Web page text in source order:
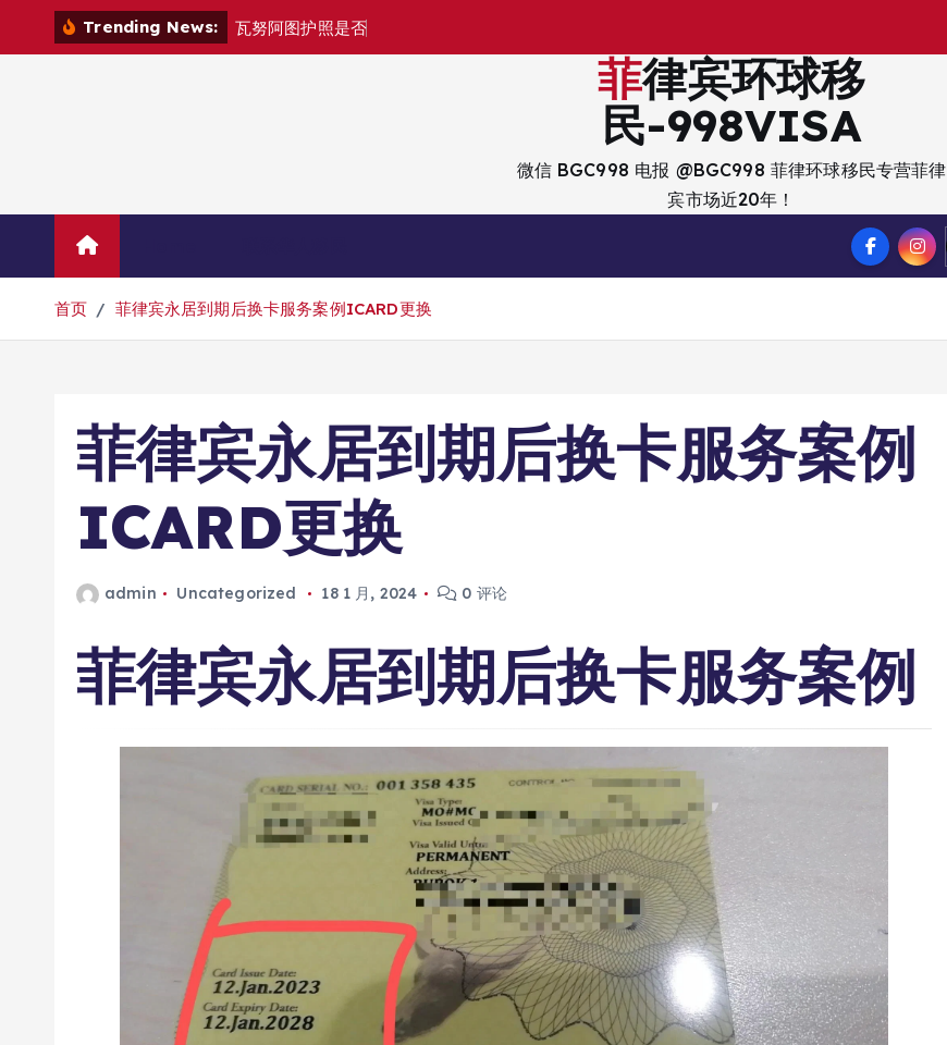
Trending News: 瓦努阿图护照是否
菲律宾环球移
民-998VISA
微信 BGC998 电报 @BGC998 菲律环球移民专营菲律
宾市场近20年！
首页 菲律宾永居到期后换卡服务案例ICARD更换
菲律宾永居到期后换卡服务案例
ICARD更换
admin Uncategorized 18 1 月, 2024 0 评论
菲律宾永居到期后换卡服务案例